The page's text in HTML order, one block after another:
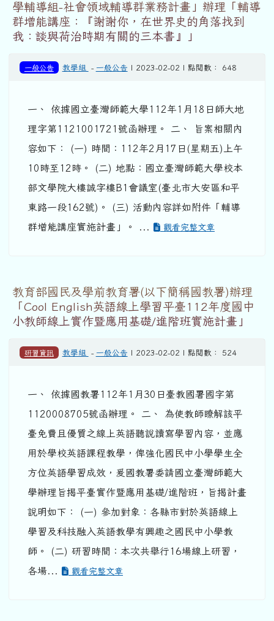
學輔導組-社會領域輔導群業務計畫」辦理「輔導
群增能講座：『謝謝你，在世界史的角落找到
我：談與荷治時期有關的三本書』」
一般公告 教學組 - 一般公告 | 2023-02-02 | 點閱數： 648
一、 依據國立臺灣師範大學112年1月18日師大地
理字第1121001721號函辦理。 二、 旨案相關內
容如下： (一) 時間：112年2月17日(星期五)上午
10時至12時。 (二) 地點：國立臺灣師範大學校本
部文學院大樓誠字樓B1會議室(臺北市大安區和平
東路一段162號)。 (三) 活動內容詳如附件「輔導
群增能講座實施計畫」。 ...
觀看完整文章
教育部國民及學前教育署(以下簡稱國教署)辦理
「Cool English英語線上學習平臺112年度國中
小教師線上實作暨應用基礎/進階班實施計畫」
研習資訊 教學組 - 一般公告 | 2023-02-02 | 點閱數： 524
一、 依據國教署112年1月30日臺教國署國字第
1120008705號函辦理。 二、 為使教師瞭解該平
臺免費且優質之線上英語聽說讀寫學習內容，並應
用於學校英語課程教學，俾強化國民中小學學生全
方位英語學習成效，爰國教署委請國立臺灣師範大
學辦理旨揭平臺實作暨應用基礎/進階班，旨揭計畫
說明如下： (一) 參加對象：各縣市對於英語線上
學習及科技融入英語教學有興趣之國民中小學教
師。 (二) 研習時間：本次共舉行16場線上研習，
各場...
觀看完整文章